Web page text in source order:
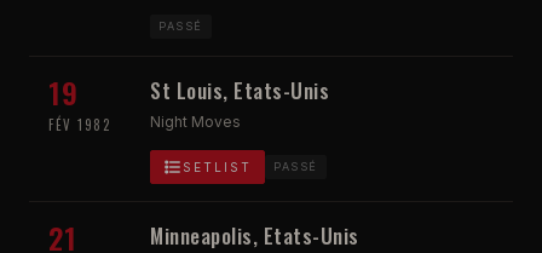
PASSÉ
19
FÉV 1982
St Louis, Etats-Unis
Night Moves
SETLIST PASSÉ
21 Minneapolis, Etats-Unis